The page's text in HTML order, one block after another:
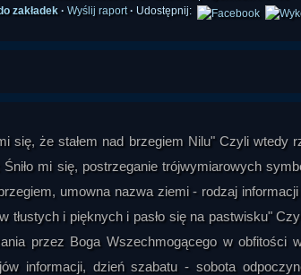
zakładek · Wyślij raport · Udostępnij:
się, że stałem nad brzegiem Nilu" Czyli wtedy
mi się, postrzeganie trójwymiarowych
umowna nazwa ziemi - rodzaj
tłustych i pięknych i pasło się na pastwisku"
przez Boga Wszechmogącego w obfitości
informacji, dzień szabatu - sobota